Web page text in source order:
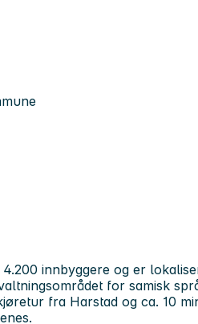
innbyggere og er
for samisk
fra Harstad og ca. 10